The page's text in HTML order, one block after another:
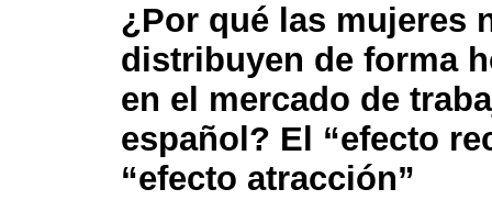
¿Por qué las mujeres
distribuyen de forma
en el mercado de
español? El “efecto
“efecto atracción”